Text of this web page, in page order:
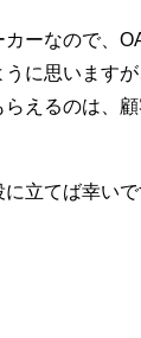
ーなので、
うに思います
らえるのは、
立てば幸いで